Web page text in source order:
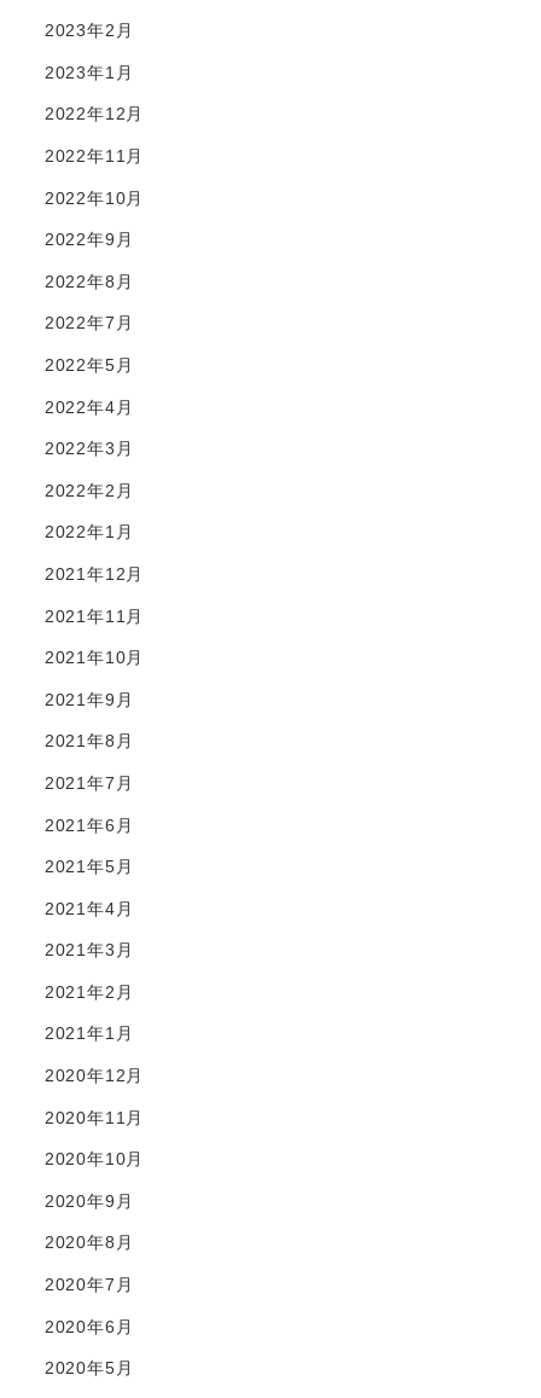
2023年2月
2023年1月
2022年12月
2022年11月
2022年10月
2022年9月
2022年8月
2022年7月
2022年5月
2022年4月
2022年3月
2022年2月
2022年1月
2021年12月
2021年11月
2021年10月
2021年9月
2021年8月
2021年7月
2021年6月
2021年5月
2021年4月
2021年3月
2021年2月
2021年1月
2020年12月
2020年11月
2020年10月
2020年9月
2020年8月
2020年7月
2020年6月
2020年5月